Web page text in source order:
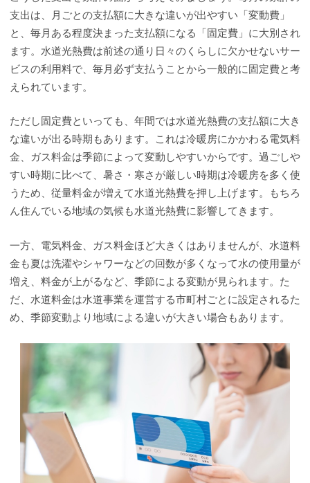
支出は、月ごとの支払額に大きな違いが出やすい「変動費」
と、毎月ある程度決まった支払額になる「固定費」に大別され
ます。水道光熱費は前述の通り日々のくらしに欠かせないサー
ビスの利用料で、毎月必ず支払うことから一般的に固定費と考
えられています。
ただし固定費といっても、年間では水道光熱費の支払額に大き
な違いが出る時期もあります。これは冷暖房にかかわる電気料
金、ガス料金は季節によって変動しやすいからです。過ごしや
すい時期に比べて、暑さ・寒さが厳しい時期は冷暖房を多く使
うため、従量料金が増えて水道光熱費を押し上げます。もちろ
ん住んでいる地域の気候も水道光熱費に影響してきます。
一方、電気料金、ガス料金ほど大きくはありませんが、水道料
金も夏は洗濯やシャワーなどの回数が多くなって水の使用量が
増え、料金が上がるなど、季節による変動が見られます。た
だ、水道料金は水道事業を運営する市町村ごとに設定されるた
め、季節変動より地域による違いが大きい場合もあります。